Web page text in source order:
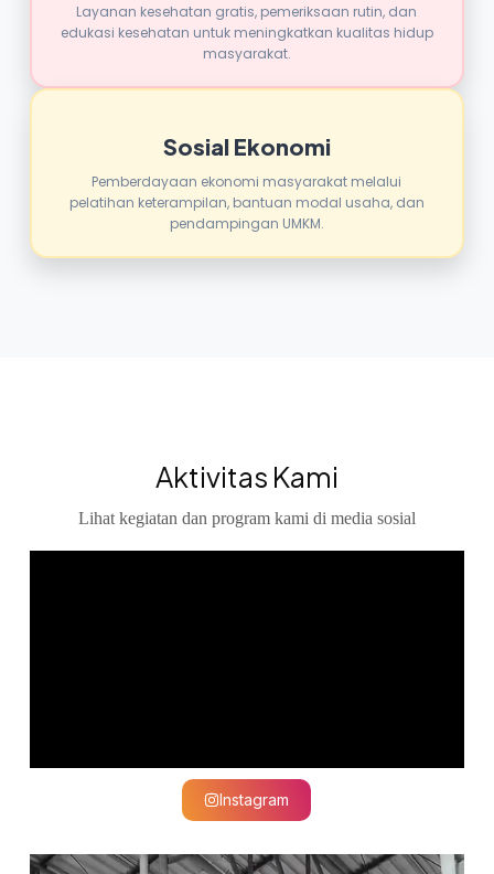
Layanan kesehatan gratis, pemeriksaan rutin, dan
edukasi kesehatan untuk meningkatkan kualitas hidup
masyarakat.
Sosial Ekonomi
Pemberdayaan ekonomi masyarakat melalui
pelatihan keterampilan, bantuan modal usaha, dan
pendampingan UMKM.
Aktivitas Kami
Lihat kegiatan dan program kami di media sosial
Instagram